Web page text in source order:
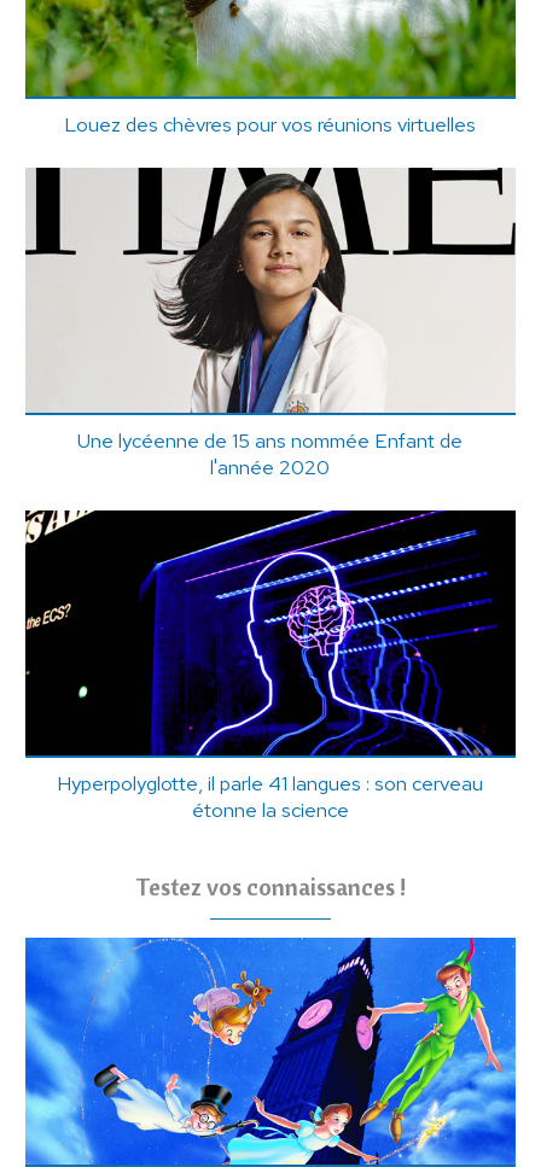
Louez des chèvres pour vos réunions virtuelles
Une lycéenne de 15 ans nommée Enfant de
l'année 2020
Hyperpolyglotte, il parle 41 langues : son cerveau
étonne la science
Testez vos connaissances !